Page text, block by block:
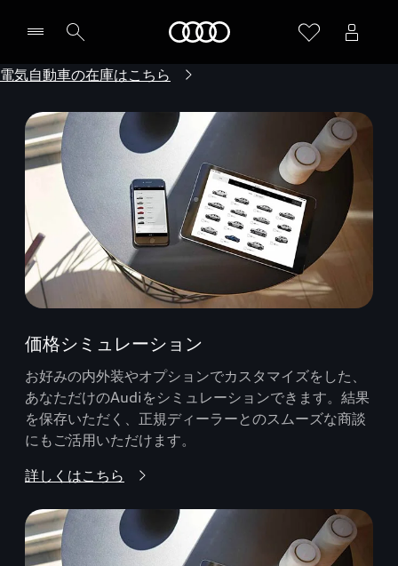
電気自動車の在庫はこちら
価格シミュレーション
お好みの内外装やオプションでカスタマイズをした、
あなただけのAudiをシミュレーションできます。結果
を保存いただく、正規ディーラーとのスムーズな商談
にもご活用いただけます。
詳しくはこちら